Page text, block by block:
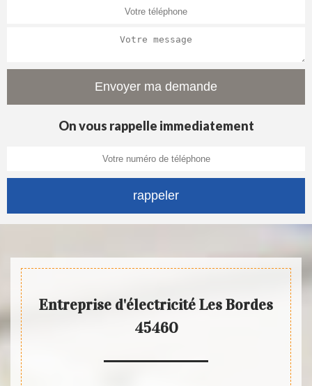
On vous rappelle immediatement
Entreprise d'électricité Les Bordes
45460